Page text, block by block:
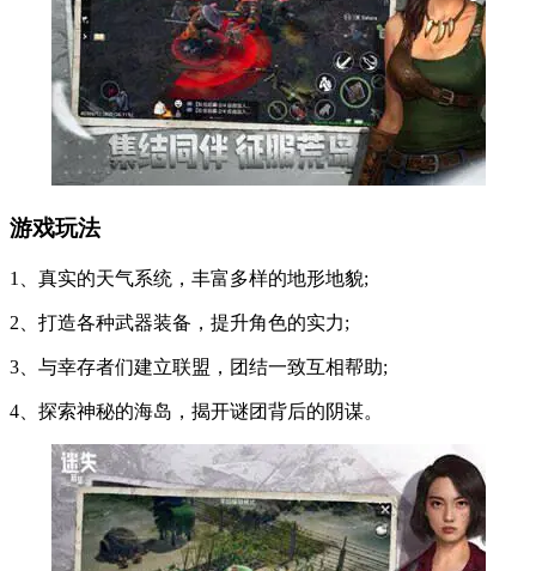
游戏玩法
1、真实的天气系统，丰富多样的地形地貌;
2、打造各种武器装备，提升角色的实力;
3、与幸存者们建立联盟，团结一致互相帮助;
4、探索神秘的海岛，揭开谜团背后的阴谋。